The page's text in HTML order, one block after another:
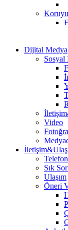
Dijital Medya
Sosyal
Video
Sık
Ulaşım
Öneri